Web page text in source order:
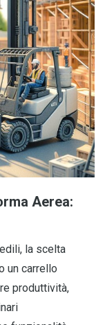
Aerea:
la scelta
un carrello
produttività,